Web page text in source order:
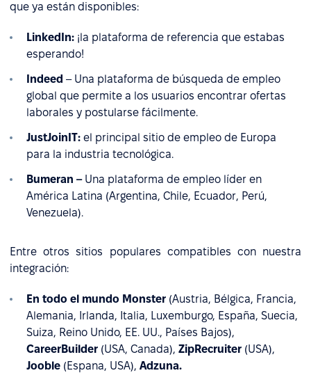
que ya están disponibles:
LinkedIn: ¡la plataforma de referencia que estabas
esperando!
Indeed – Una plataforma de búsqueda de empleo
global que permite a los usuarios encontrar ofertas
laborales y postularse fácilmente.
JustJoinIT: el principal sitio de empleo de Europa
para la industria tecnológica.
Bumeran – Una plataforma de empleo líder en
América Latina (Argentina, Chile, Ecuador, Perú,
Venezuela).
Entre otros sitios populares compatibles con nuestra
integración:
En todo el mundo Monster (Austria, Bélgica, Francia,
Alemania, Irlanda, Italia, Luxemburgo, España, Suecia,
Suiza, Reino Unido, EE. UU., Países Bajos),
CareerBuilder (USA, Canada), ZipRecruiter (USA),
Jooble (Espana, USA), Adzuna.